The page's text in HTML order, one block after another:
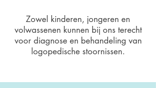
Zowel kinderen, jongeren en
volwassenen kunnen bij ons terecht
voor diagnose en behandeling van
logopedische stoornissen.